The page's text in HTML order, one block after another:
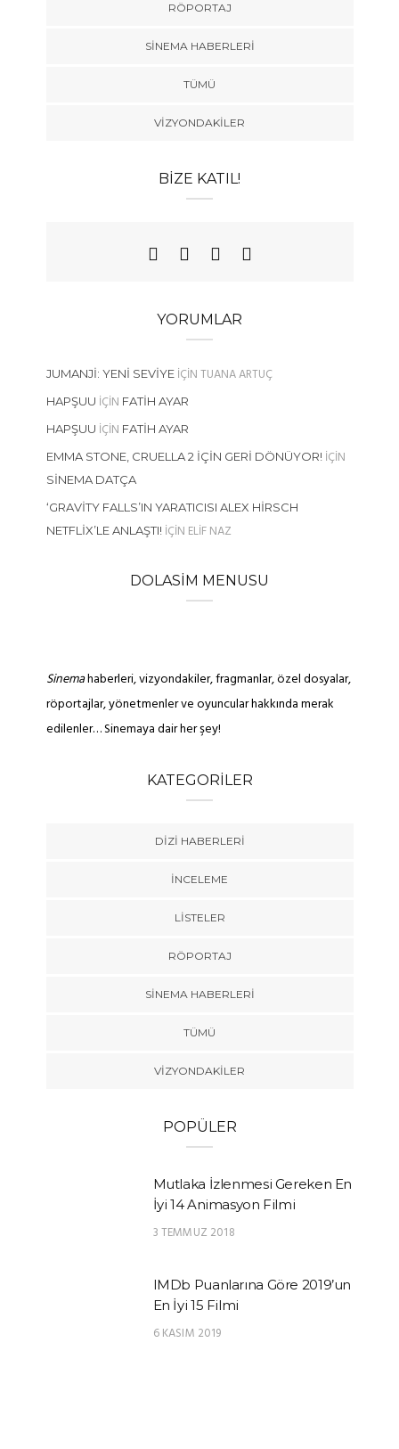
RÖPORTAJ
SINEMA HABERLERI
TÜMÜ
VIZYONDAKILER
BIZE KATIL!
YORUMLAR
JUMANJI: YENI SEVIYEIÇINTUANA ARTUÇ
HAPŞUU IÇIN FATIH AYAR
HAPŞUU IÇIN FATIH AYAR
EMMA STONE, CRUELLA 2 İÇIN GERI DÖNÜYOR!IÇIN
SINEMA DATÇA
‘GRAVITY FALLS’IN YARATICISI ALEX HIRSCH
NETFLIX’LE ANLAŞTI!IÇIN ELIF NAZ
DOLASIM MENUSU
Sinemahaberleri, vizyondakiler, fragmanlar, özel dosyalar,
röportajlar, yönetmenler ve oyuncular hakkında merak
edilenler… Sinemaya dair her şey!
KATEGORILER
DIZI HABERLERI
İNCELEME
LISTELER
RÖPORTAJ
SINEMA HABERLERI
TÜMÜ
VIZYONDAKILER
POPÜLER
Mutlaka İzlenmesi Gereken En
İyi 14 Animasyon Filmi
3 TEMMUZ 2018
IMDb Puanlarına Göre 2019’un
En İyi 15 Filmi
6 KASIM 2019